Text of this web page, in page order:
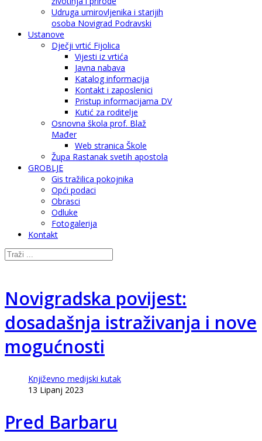
Udruga umirovljenika i starijih
osoba Novigrad Podravski
Ustanove
Dječji vrtić Fijolica
Vijesti iz vrtića
Javna nabava
Katalog informacija
Kontakt i zaposlenici
Pristup informacijama DV
Kutić za roditelje
Osnovna škola prof. Blaž
Mađer
Web stranica Škole
Župa Rastanak svetih apostola
GROBLJE
Gis tražilica pokojnika
Opći podaci
Obrasci
Odluke
Fotogalerija
Kontakt
Novigradska povijest:
dosadašnja istraživanja i nove
mogućnosti
Književno medijski kutak
13 Lipanj 2023
Pred Barbaru